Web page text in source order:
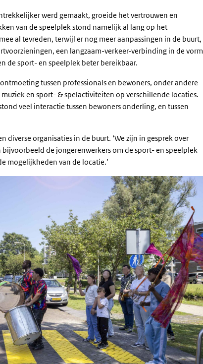
werd gemaakt, groeide het vertrouwen en
van de speelplek stond namelijk al lang op het
al tevreden, terwijl er nog meer aanpassingen in de buurt,
een langzaam-verkeer-verbinding in de vorm
de sport- en speelplek beter bereikbaar.
tussen professionals en bewoners, onder andere
en sport- & spelactiviteiten op verschillende locaties.
veel interactie tussen bewoners onderling, en tussen
diverse organisaties in de buurt. ‘We zijn in gesprek over
de jongerenwerkers om de sport- en speelplek
mogelijkheden van de locatie.’